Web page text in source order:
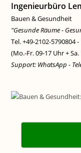
Ingenieurbüro
Bauen & Gesundheit
"Gesunde Räume -
Tel. +49-2102-5790804
(Mo.-Fr. 09-17 Uhr +
Support: WhatsApp -